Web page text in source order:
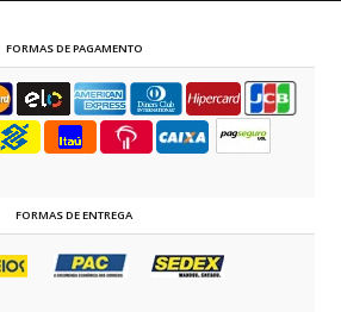
FORMAS DE PAGAMENTO
FORMAS DE ENTREGA